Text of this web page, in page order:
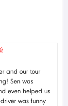
and our tour
Sen was
even helped us
was funny